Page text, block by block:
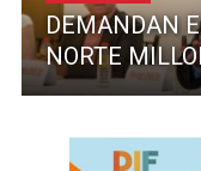
DEMANDAN
NORTE